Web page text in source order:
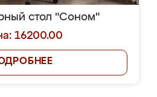
стол "Соном"
16200.00